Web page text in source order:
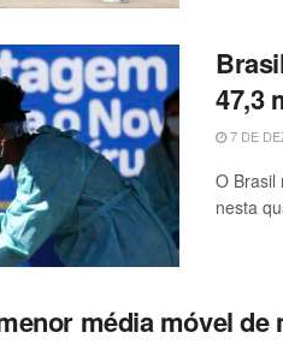
47,3
7 DE
O Brasil
nesta
média móvel de